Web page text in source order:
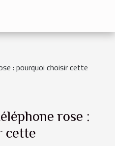
: pourquoi choisir cette
rose :
cette